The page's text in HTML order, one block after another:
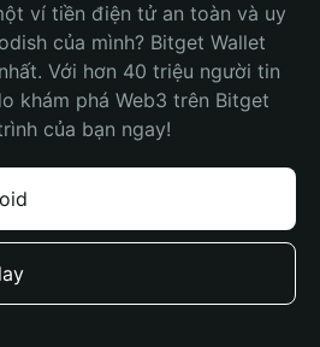
ví tiền điện tử an toàn và uy
của mình? Bitget Wallet
Với hơn 40 triệu người tin
khám phá Web3 trên Bitget
của bạn ngay!